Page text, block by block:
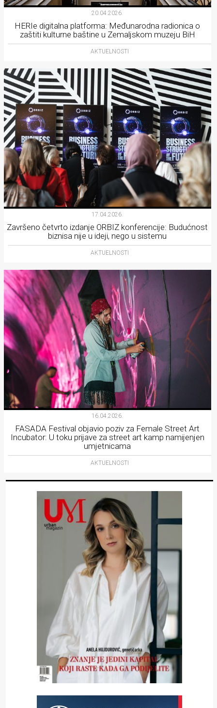
20.04.2026.
HERIe digitalna platforma: Međunarodna radionica o
zaštiti kulturne baštine u Zemaljskom muzeju BiH
AKTUELNOSTI
17.04.2026.
Završeno četvrto izdanje ORBIZ konferencije: Budućnost
biznisa nije u ideji, nego u sistemu
AKTUELNOSTI
16.04.2026.
FASADA Festival objavio poziv za Female Street Art
Incubator: U toku prijave za street art kamp namijenjen
umjetnicama
AKTUELNOSTI